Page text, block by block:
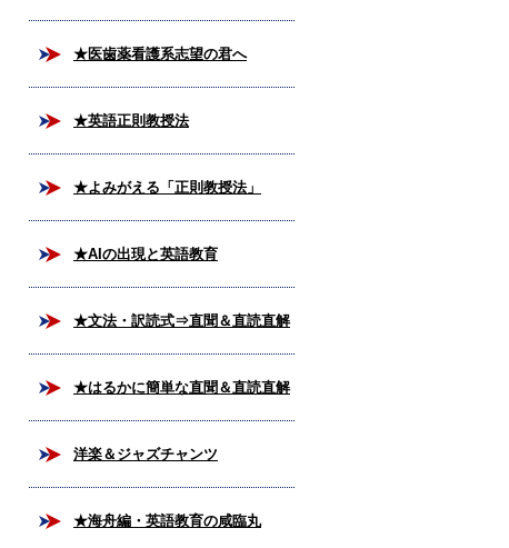
★医歯薬看護系志望の君へ
★英語正則教授法
★よみがえる「正則教授法」
★AIの出現と英語教育
★文法・訳読式⇒直聞＆直読直解
法
★はるかに簡単な直聞＆直読直解
法
洋楽＆ジャズチャンツ
★海舟編・英語教育の咸臨丸